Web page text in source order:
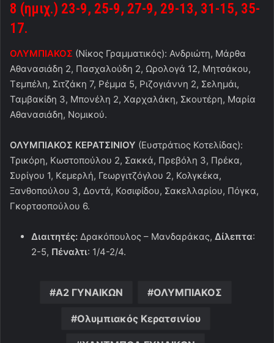
8 (ημιχ.) 23-9, 25-9, 27-9, 29-13, 31-15, 35-
17.
ΟΛΥΜΠΙΑΚΟΣ (Νίκος Γραμματικός): Ανδριώτη, Μάρθα
Αθανασιάδη 2, Πασχαλούδη 2, Ωρολογά 12, Μητσάκου,
Τεμπέλη, Σιτζάκη 7, Ρέμμα 5, Ριζογιάννη 2, Σελημάι,
Ταμβακίδη 3, Μπονέλη 2, Χαρχαλάκη, Σκουτέρη, Μαρία
Αθανασιάδη, Νομικού.
ΟΛΥΜΠΙΑΚΟΣ ΚΕΡΑΤΣΙΝΙΟΥ (Ευστράτιος Κοτελίδας):
Τρικόρη, Κωστοπούλου 2, Σακκά, Πρεβόλη 3, Πρέκα,
Συρίγου 1, Κεμερλή, Γεωργιτζόγλου 2, Κολγκέκα,
Ξανθοπούλου 3, Δοντά, Κοσιφίδου, Σακελλαρίου, Πόγκα,
Γκορτσοπούλου 6.
Διαιτητές: Δρακόπουλος – Μανδαράκας, Δίλεπτα:
2-5, Πέναλτι: 1/4-2/4.
Α2 ΓΥΝΑΙΚΩΝ ΟΛΥΜΠΙΑΚΟΣ
Ολυμπιακός Κερατσινίου